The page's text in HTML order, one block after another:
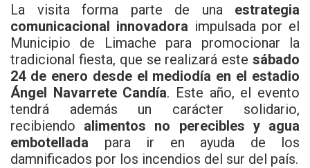
La visita forma parte de una estrategia
comunicacional innovadora impulsada por el
Municipio de Limache para promocionar la
tradicional fiesta, que se realizará este sábado
24 de enero desde el mediodía en el estadio
Ángel Navarrete Candía. Este año, el evento
tendrá además un carácter solidario,
recibiendo alimentos no perecibles y agua
embotellada para ir en ayuda de los
damnificados por los incendios del sur del país.